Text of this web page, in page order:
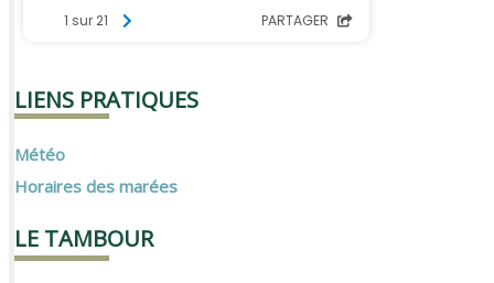
LIENS PRATIQUES
Météo
Horaires des marées
LE TAMBOUR